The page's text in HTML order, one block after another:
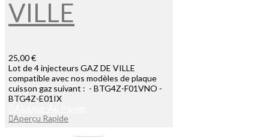
VILLE
25,00 €
Lot de 4 injecteurs GAZ DE VILLE
compatible avec nos modèles de plaque
cuisson gaz suivant : - BTG4Z-F01VNO -
BTG4Z-E01IX
Aperçu Rapide